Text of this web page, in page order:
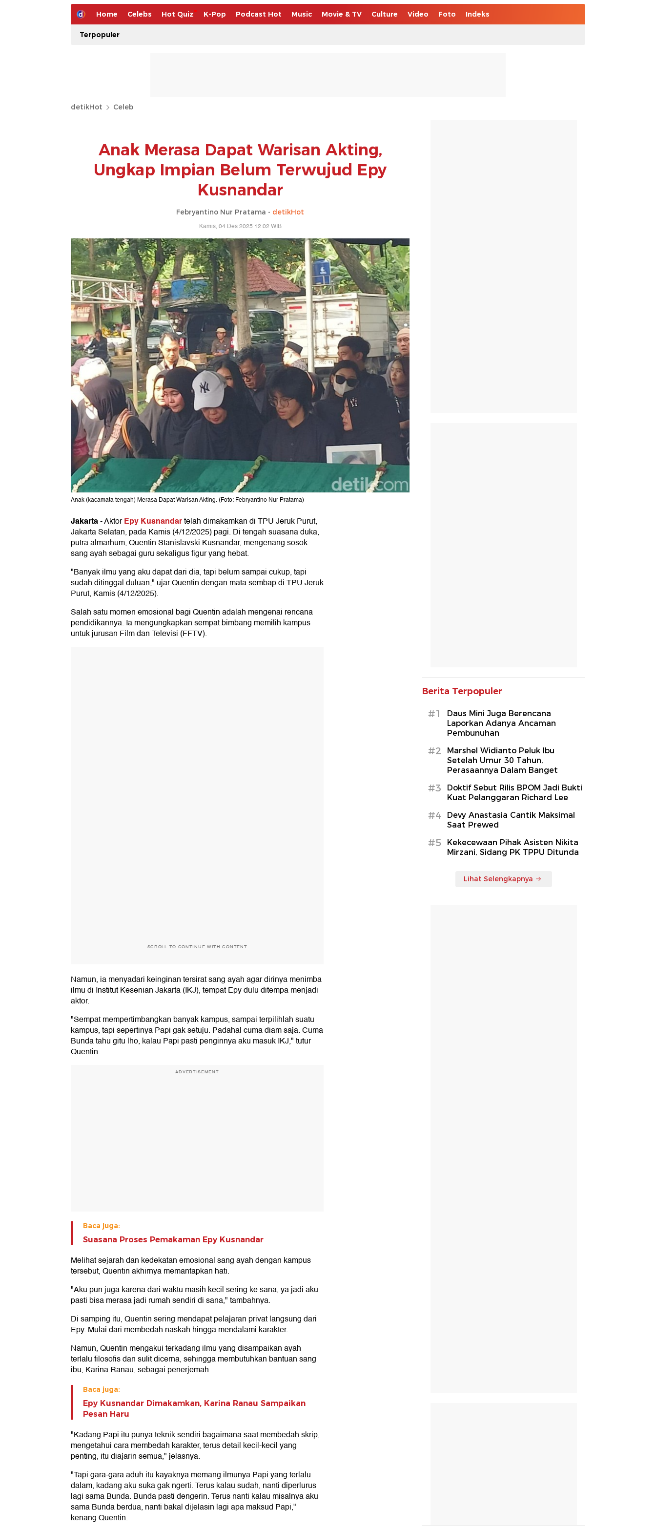
Home Celebs Hot Quiz K-Pop Podcast Hot Music Movie & TV Culture Video Foto Indeks
Terpopuler
detikHot Celeb
Anak Merasa Dapat Warisan Akting,
Ungkap Impian Belum Terwujud Epy
Kusnandar
Febryantino Nur Pratama - detikHot
Kamis, 04 Des 2025 12:02 WIB
Anak (kacamata tengah) Merasa Dapat Warisan Akting. (Foto: Febryantino Nur Pratama)
Jakarta-AktorEpy Kusnandartelah dimakamkan di TPU Jeruk Purut,
Jakarta Selatan, pada Kamis (4/12/2025) pagi. Di tengah suasana duka,
putra almarhum, Quentin Stanislavski Kusnandar, mengenang sosok
sang ayah sebagai guru sekaligus figur yang hebat.
"Banyak ilmu yang aku dapat dari dia, tapi belum sampai cukup, tapi
sudah ditinggal duluan," ujar Quentin dengan mata sembap di TPU Jeruk
Purut, Kamis (4/12/2025).
Salah satu momen emosional bagi Quentin adalah mengenai rencana
pendidikannya. Ia mengungkapkan sempat bimbang memilih kampus
untuk jurusan Film dan Televisi (FFTV).
SCROLL TO CONTINUE WITH CONTENT
Namun, ia menyadari keinginan tersirat sang ayah agar dirinya menimba
ilmu di Institut Kesenian Jakarta (IKJ), tempat Epy dulu ditempa menjadi
aktor.
"Sempat mempertimbangkan banyak kampus, sampai terpilihlah suatu
kampus, tapi sepertinya Papi gak setuju. Padahal cuma diam saja. Cuma
Bunda tahu gitu lho, kalau Papi pasti penginnya aku masuk IKJ," tutur
Quentin.
ADVERTISEMENT
Baca juga:
Suasana Proses Pemakaman Epy Kusnandar
Melihat sejarah dan kedekatan emosional sang ayah dengan kampus
tersebut, Quentin akhirnya memantapkan hati.
"Aku pun juga karena dari waktu masih kecil sering ke sana, ya jadi aku
pasti bisa merasa jadi rumah sendiri di sana," tambahnya.
Di samping itu, Quentin sering mendapat pelajaran privat langsung dari
Epy. Mulai dari membedah naskah hingga mendalami karakter.
Namun, Quentin mengakui terkadang ilmu yang disampaikan ayah
terlalu filosofis dan sulit dicerna, sehingga membutuhkan bantuan sang
ibu, Karina Ranau, sebagai penerjemah.
Baca juga:
Epy Kusnandar Dimakamkan, Karina Ranau Sampaikan
Pesan Haru
"Kadang Papi itu punya teknik sendiri bagaimana saat membedah skrip,
mengetahui cara membedah karakter, terus detail kecil-kecil yang
penting, itu diajarin semua," jelasnya.
"Tapi gara-gara aduh itu kayaknya memang ilmunya Papi yang terlalu
dalam, kadang aku suka gak ngerti. Terus kalau sudah, nanti diperlurus
lagi sama Bunda. Bunda pasti dengerin. Terus nanti kalau misalnya aku
sama Bunda berdua, nanti bakal dijelasin lagi apa maksud Papi,"
kenang Quentin.
Berita Terpopuler
#1
Daus Mini Juga Berencana
Laporkan Adanya Ancaman
Pembunuhan
#2
Marshel Widianto Peluk Ibu
Setelah Umur 30 Tahun,
Perasaannya Dalam Banget
#3
Doktif Sebut Rilis BPOM Jadi Bukti
Kuat Pelanggaran Richard Lee
#4
Devy Anastasia Cantik Maksimal
Saat Prewed
#5
Kekecewaan Pihak Asisten Nikita
Mirzani, Sidang PK TPPU Ditunda
Lihat Selengkapnya